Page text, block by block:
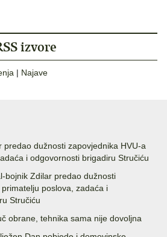
izvore
| Najave
predao dužnosti zapovjednika HVU-a
i odgovornosti brigadiru Stručiću
bojnik Zdilar predao dužnosti
poslova, zadaća i
Stručiću
obrane, tehnika sama nije dovoljna